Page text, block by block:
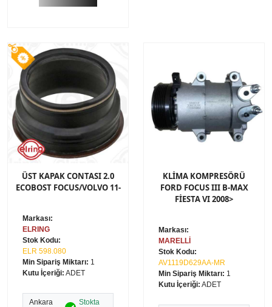
ÜST KAPAK CONTASI 2.0
ECOBOST FOCUS/VOLVO 11-
Markası:
ELRING
Stok Kodu:
ELR 598.080
Min Sipariş Miktarı: 1
Kutu İçeriği: ADET
Ankara
Stokta
KLİMA KOMPRESÖRÜ
FORD FOCUS III B-MAX
FİESTA VI 2008>
Markası:
MARELLİ
Stok Kodu:
AV1119D629AA-MR
Min Sipariş Miktarı: 1
Kutu İçeriği: ADET